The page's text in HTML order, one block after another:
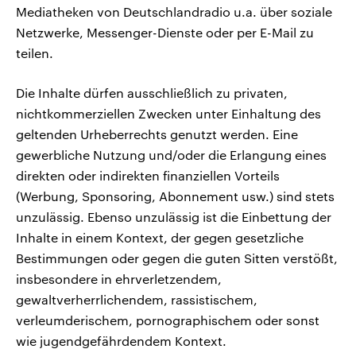
Mediatheken von Deutschlandradio u.a. über soziale
Netzwerke, Messenger-Dienste oder per E-Mail zu
teilen.
Die Inhalte dürfen ausschließlich zu privaten,
nichtkommerziellen Zwecken unter Einhaltung des
geltenden Urheberrechts genutzt werden. Eine
gewerbliche Nutzung und/oder die Erlangung eines
direkten oder indirekten finanziellen Vorteils
(Werbung, Sponsoring, Abonnement usw.) sind stets
unzulässig. Ebenso unzulässig ist die Einbettung der
Inhalte in einem Kontext, der gegen gesetzliche
Bestimmungen oder gegen die guten Sitten verstößt,
insbesondere in ehrverletzendem,
gewaltverherrlichendem, rassistischem,
verleumderischem, pornographischem oder sonst
wie jugendgefährdendem Kontext.